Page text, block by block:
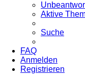
Aktive
Suche
FAQ
Anmelden
Registrieren